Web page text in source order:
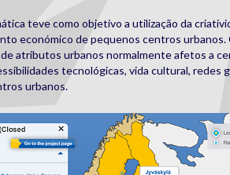
teve como objetivo a utilização da
económico de pequenos centros urbanos.
atributos urbanos normalmente afetos a
tecnológicas, vida cultural, redes
urbanos.